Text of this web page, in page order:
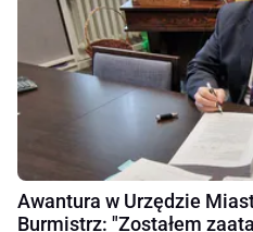
Awantura w Urzędzie
Burmistrz: "Zostałem